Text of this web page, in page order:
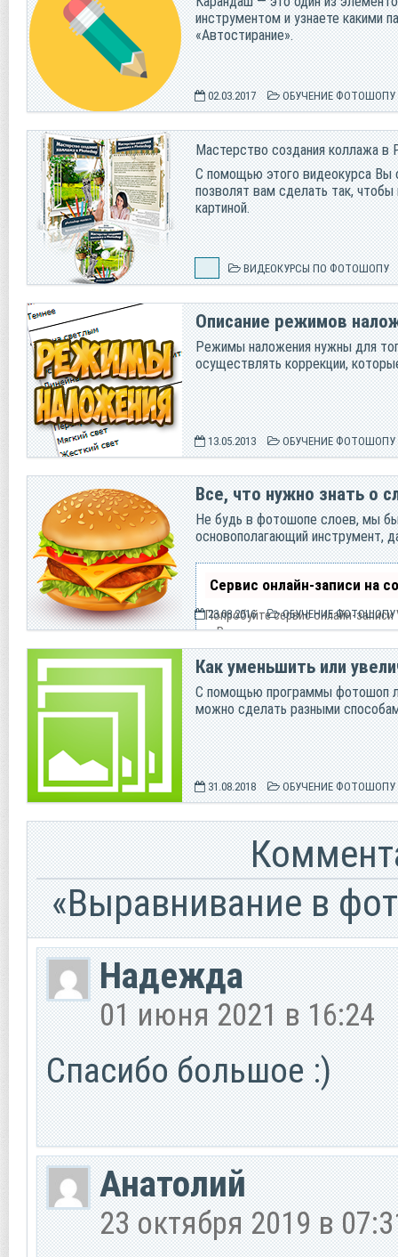
инструментом и узнаете какими
«Автостирание».
02.03.2017 ОБУЧЕНИЕ ФОТОШОПУ
Мастерство создания коллажа в
С помощью этого видеокурса Вы
позволят вам сделать так,
картиной.
ВИДЕОКУРСЫ ПО ФОТОШОПУ
Описание режимов
Режимы наложения нужны для
осуществлять коррекции,
13.05.2013 ОБУЧЕНИЕ ФОТОШОПУ
Все, что нужно знать о
Не будь в фотошопе слоев, мы бы
основополагающий инструмент,
Сервис онлайн-записи на
Попробуйте сервис онлайн-
— Разгрузит мастера,
— Позволит гибко управлять
— Разошлет оповещения о новых
— Позволит принять оплату на
— Позволит записываться на
— Поможет получить от клиента
Зарегистрироваться в
23.08.2016 ОБУЧЕНИЕ ФОТОШОПУ
Как уменьшить или
С помощью программы фотошоп
можно сделать разными
31.08.2018 ОБУЧЕНИЕ ФОТОШОПУ
«Выравнивание в
Надежда
01 июня 2021 в 16:24
Спасибо большое :)
Анатолий
23 октября 2019 в